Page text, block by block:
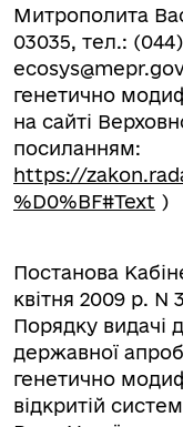
Митрополита
03035, тел.:
генетично
на сайті
посиланням:
https://
%D0%BF#Text )
Постанова
квітня 2009 р.
Порядку видачі
державної
генетично
відкритій